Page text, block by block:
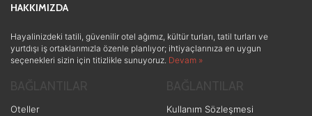
HAKKIMIZDA
Hayalinizdeki tatili, güvenilir otel ağımız, kültür turları, tatil turları ve
yurtdışı iş ortaklarımızla özenle planlıyor; ihtiyaçlarınıza en uygun
seçenekleri sizin için titizlikle sunuyoruz. Devam »
Oteller
Kullanım Sözleşmesi